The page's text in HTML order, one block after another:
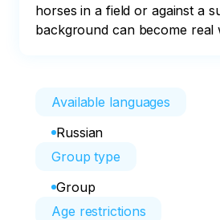
horses in a field or against a
background can become real
Available languages
Russian
Group type
Group
Age restrictions